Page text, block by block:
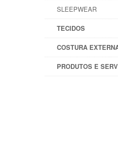
SLEEPWEAR
TECIDOS
COSTURA
PRODUTOS E